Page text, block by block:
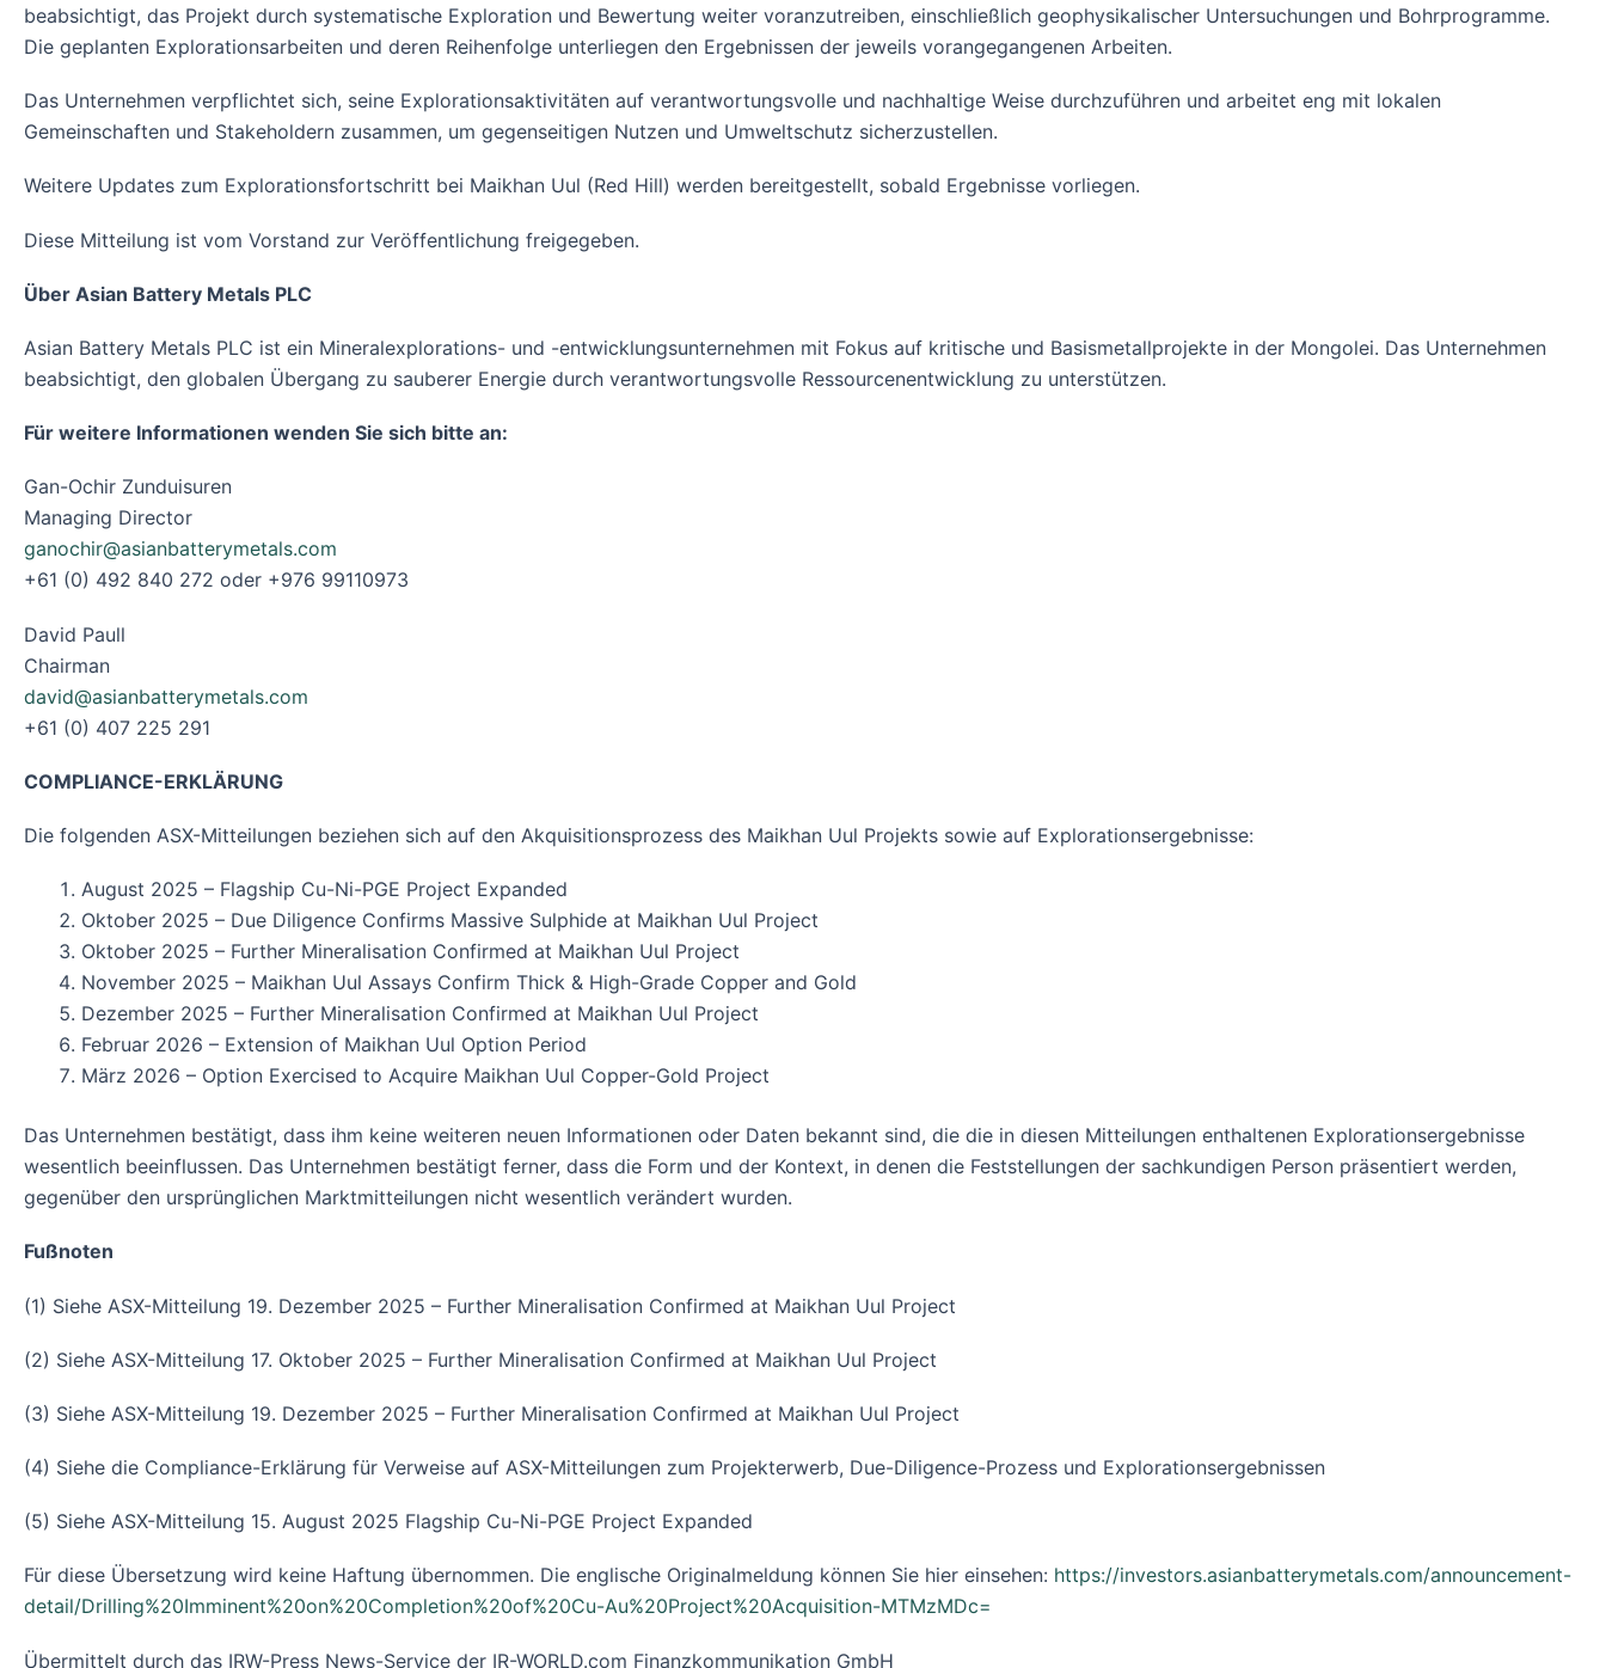
beabsichtigt, das Projekt durch systematische Exploration und Bewertung weiter voranzutreiben, einschließlich geophysikalischer Untersuchungen und Bohrprogramme.
Die geplanten Explorationsarbeiten und deren Reihenfolge unterliegen den Ergebnissen der jeweils vorangegangenen Arbeiten.
Das Unternehmen verpflichtet sich, seine Explorationsaktivitäten auf verantwortungsvolle und nachhaltige Weise durchzuführen und arbeitet eng mit lokalen
Gemeinschaften und Stakeholdern zusammen, um gegenseitigen Nutzen und Umweltschutz sicherzustellen.
Weitere Updates zum Explorationsfortschritt bei Maikhan Uul (Red Hill) werden bereitgestellt, sobald Ergebnisse vorliegen.
Diese Mitteilung ist vom Vorstand zur Veröffentlichung freigegeben.
Über Asian Battery Metals PLC
Asian Battery Metals PLC ist ein Mineralexplorations- und -entwicklungsunternehmen mit Fokus auf kritische und Basismetallprojekte in der Mongolei. Das Unternehmen
beabsichtigt, den globalen Übergang zu sauberer Energie durch verantwortungsvolle Ressourcenentwicklung zu unterstützen.
Für weitere Informationen wenden Sie sich bitte an:
Gan-Ochir Zunduisuren
Managing Director
ganochir@asianbatterymetals.com
+61 (0) 492 840 272 oder +976 99110973
David Paull
Chairman
david@asianbatterymetals.com
+61 (0) 407 225 291
COMPLIANCE-ERKLÄRUNG
Die folgenden ASX-Mitteilungen beziehen sich auf den Akquisitionsprozess des Maikhan Uul Projekts sowie auf Explorationsergebnisse:
August 2025 – Flagship Cu-Ni-PGE Project Expanded
Oktober 2025 – Due Diligence Confirms Massive Sulphide at Maikhan Uul Project
Oktober 2025 – Further Mineralisation Confirmed at Maikhan Uul Project
November 2025 – Maikhan Uul Assays Confirm Thick & High-Grade Copper and Gold
Dezember 2025 – Further Mineralisation Confirmed at Maikhan Uul Project
Februar 2026 – Extension of Maikhan Uul Option Period
März 2026 – Option Exercised to Acquire Maikhan Uul Copper-Gold Project
Das Unternehmen bestätigt, dass ihm keine weiteren neuen Informationen oder Daten bekannt sind, die die in diesen Mitteilungen enthaltenen Explorationsergebnisse
wesentlich beeinflussen. Das Unternehmen bestätigt ferner, dass die Form und der Kontext, in denen die Feststellungen der sachkundigen Person präsentiert werden,
gegenüber den ursprünglichen Marktmitteilungen nicht wesentlich verändert wurden.
Fußnoten
(1) Siehe ASX-Mitteilung 19. Dezember 2025 – Further Mineralisation Confirmed at Maikhan Uul Project
(2) Siehe ASX-Mitteilung 17. Oktober 2025 – Further Mineralisation Confirmed at Maikhan Uul Project
(3) Siehe ASX-Mitteilung 19. Dezember 2025 – Further Mineralisation Confirmed at Maikhan Uul Project
(4) Siehe die Compliance-Erklärung für Verweise auf ASX-Mitteilungen zum Projekterwerb, Due-Diligence-Prozess und Explorationsergebnissen
(5) Siehe ASX-Mitteilung 15. August 2025 Flagship Cu-Ni-PGE Project Expanded
Für diese Übersetzung wird keine Haftung übernommen. Die englische Originalmeldung können Sie hier einsehen: https://investors.asianbatterymetals.com/announcement-
detail/Drilling%20Imminent%20on%20Completion%20of%20Cu-Au%20Project%20Acquisition-MTMzMDc=
Übermittelt durch das IRW-Press News-Service der IR-WORLD.com Finanzkommunikation GmbH